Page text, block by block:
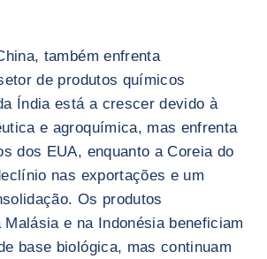
também enfrenta
de produtos químicos
Índia está a crescer devido à
e agroquímica, mas enfrenta
dos EUA, enquanto a Coreia do
nas exportações e um
Os produtos
e na Indonésia beneficiam
base biológica, mas continuam